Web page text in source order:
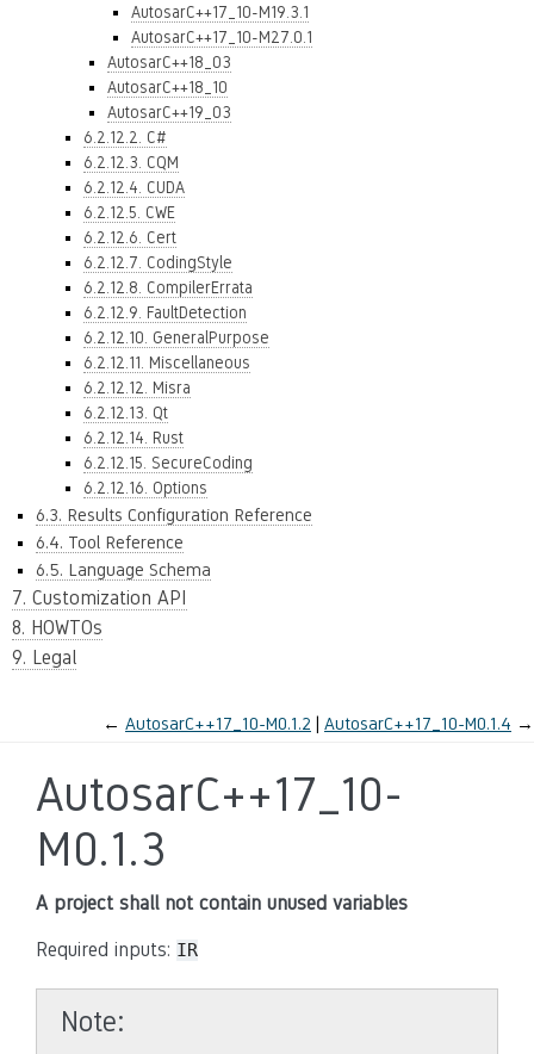
AutosarC++17_10-M19.3.1
AutosarC++17_10-M27.0.1
AutosarC++18_03
AutosarC++18_10
AutosarC++19_03
6.2.12.2. C#
6.2.12.3. CQM
6.2.12.4. CUDA
6.2.12.5. CWE
6.2.12.6. Cert
6.2.12.7. CodingStyle
6.2.12.8. CompilerErrata
6.2.12.9. FaultDetection
6.2.12.10. GeneralPurpose
6.2.12.11. Miscellaneous
6.2.12.12. Misra
6.2.12.13. Qt
6.2.12.14. Rust
6.2.12.15. SecureCoding
6.2.12.16. Options
6.3. Results Configuration Reference
6.4. Tool Reference
6.5. Language Schema
7. Customization API
8. HOWTOs
9. Legal
← AutosarC++17_10-M0.1.2 AutosarC++17_10-M0.1.4 →
AutosarC++17_10-
M0.1.3
A project shall not contain unused variables
Required inputs: IR
Note